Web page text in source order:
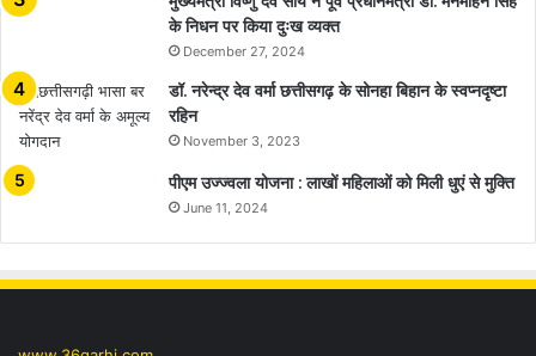
के निधन पर किया दुःख व्यक्त
December 27, 2024
डॉ. नरेन्द्र देव वर्मा छत्तीसगढ़ के सोनहा बिहान के स्वप्नदृष्टा
रहिन
November 3, 2023
पीएम उज्ज्वला योजना : लाखों महिलाओं को मिली धुएं से मुक्ति
June 11, 2024